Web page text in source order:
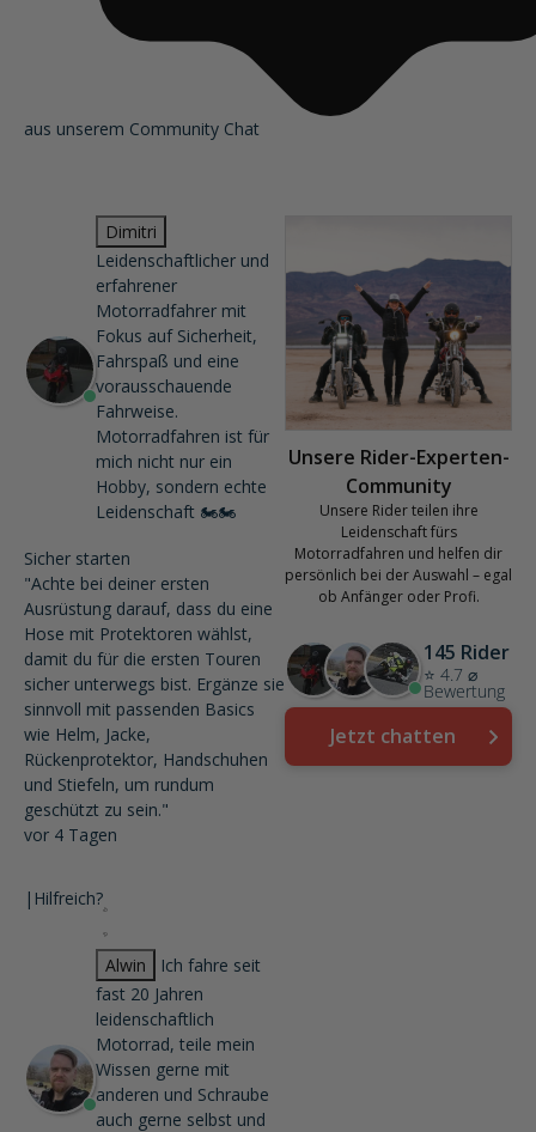
aus unserem Community Chat
Dimitri
Leidenschaftlicher und
erfahrener
Motorradfahrer mit
Fokus auf Sicherheit,
Fahrspaß und eine
vorausschauende
Fahrweise.
Motorradfahren ist für
mich nicht nur ein
Hobby, sondern echte
Leidenschaft 🏍️🏍️
Sicher starten
"Achte bei deiner ersten
Ausrüstung darauf, dass du eine
Hose mit Protektoren wählst,
damit du für die ersten Touren
sicher unterwegs bist. Ergänze sie
sinnvoll mit passenden Basics
wie Helm, Jacke,
Rückenprotektor, Handschuhen
und Stiefeln, um rundum
geschützt zu sein."
vor 4 Tagen
| Hilfreich?
Alwin
Ich fahre seit
fast 20 Jahren
leidenschaftlich
Motorrad, teile mein
Wissen gerne mit
anderen und Schraube
auch gerne selbst und
Unsere Rider-Experten-
Community
Unsere Rider teilen ihre
Leidenschaft fürs
Motorradfahren und helfen dir
persönlich bei der Auswahl – egal
ob Anfänger oder Profi.
145 Rider
⭐ 4.7 ⌀
Bewertung
Jetzt chatten